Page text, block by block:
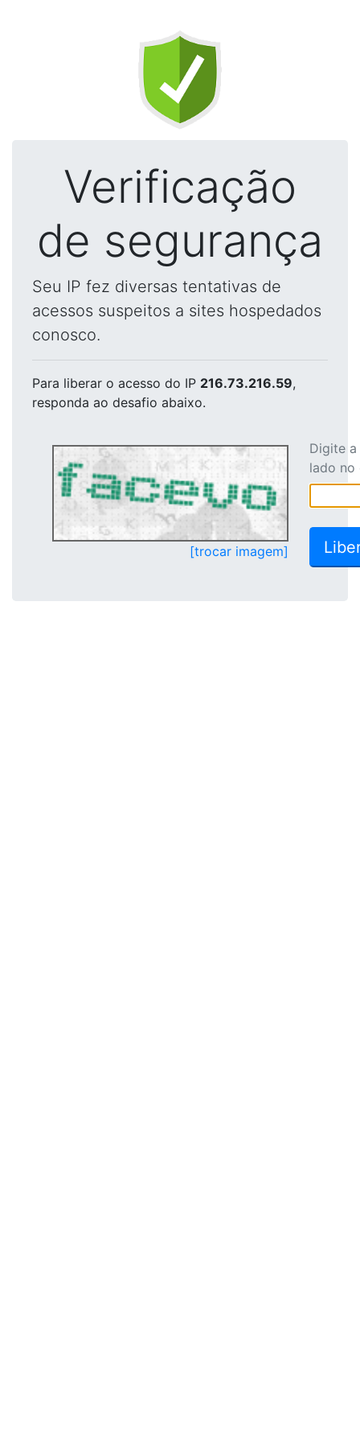
Verificação
de segurança
Seu IP fez diversas tentativas de
acessos suspeitos a sites hospedados
conosco.
Para liberar o acesso do IP 216.73.216.59,
responda ao desafio abaixo.
[trocar imagem]
Digite
lado no